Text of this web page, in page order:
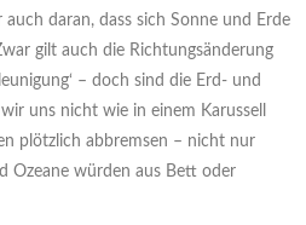
auch daran, dass sich Sonne und Erde
gilt auch die Richtungsänderung
– doch sind die Erd- und
uns nicht wie in einem Karussell
plötzlich abbremsen – nicht nur
Ozeane würden aus Bett oder